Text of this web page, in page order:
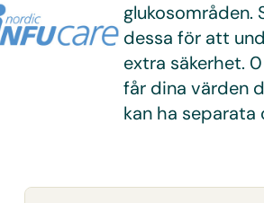
glukosområden.
dessa för att
extra säkerhet.
får dina värden
kan ha